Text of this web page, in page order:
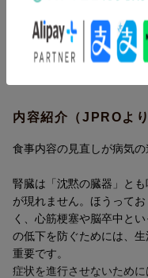
症状を進行させないため
など、さまざまな制限が
ら、食べる楽しみを感じ
そこで本書では、めんど
分、たんぱく質、カリウ
し作りたくなるレシピが満
※この本は、『最新版 腎
「CKD診療ガイドライン
て改訂した新版です。
内容紹介（JPROより
食事内容の見直しが病気の
腎臓は「沈黙の臓器」と
が現れません。ほうって
く、心筋梗塞や脳卒中と
の低下を防ぐためには、
重要です。
症状を進行させないため